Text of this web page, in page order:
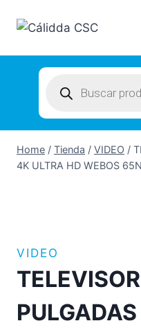
search
Home / Tienda / VIDEO /
4K ULTRA HD WEBOS
VIDEO